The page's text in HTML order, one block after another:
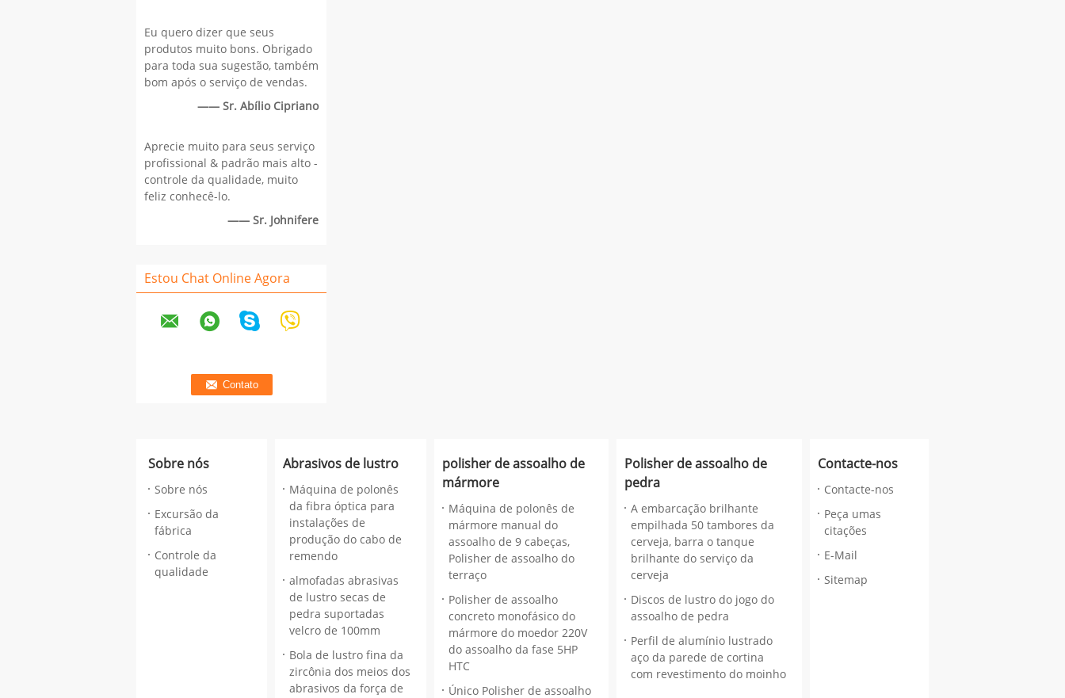
Eu quero dizer que seus
produtos muito bons. Obrigado
para toda sua sugestão, também
bom após o serviço de vendas.
—— Sr. Abílio Cipriano
Aprecie muito para seus serviço
profissional & padrão mais alto -
controle da qualidade, muito
feliz conhecê-lo.
—— Sr. Johnifere
Estou Chat Online Agora
Sobre nós
Sobre nós
Excursão da
fábrica
Controle da
qualidade
Abrasivos de lustro
Máquina de polonês
da fibra óptica para
instalações de
produção do cabo de
remendo
almofadas abrasivas
de lustro secas de
pedra suportadas
velcro de 100mm
Bola de lustro fina da
zircônia dos meios dos
abrasivos da força de
polisher de assoalho de
mármore
Máquina de polonês de
mármore manual do
assoalho de 9 cabeças,
Polisher de assoalho do
terraço
Polisher de assoalho
concreto monofásico do
mármore do moedor 220V
do assoalho da fase 5HP
HTC
Único Polisher de assoalho
Polisher de assoalho de
pedra
A embarcação brilhante
empilhada 50 tambores da
cerveja, barra o tanque
brilhante do serviço da
cerveja
Discos de lustro do jogo do
assoalho de pedra
Perfil de alumínio lustrado
aço da parede de cortina
com revestimento do moinho
Contacte-nos
Contacte-nos
Peça umas
citações
E-Mail
Sitemap